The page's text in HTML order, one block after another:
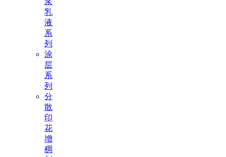
乳
液
系
列
涂
层
系
列
分
散
印
花
增
稠